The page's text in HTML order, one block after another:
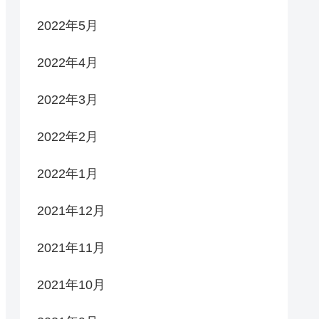
2022年5月
2022年4月
2022年3月
2022年2月
2022年1月
2021年12月
2021年11月
2021年10月